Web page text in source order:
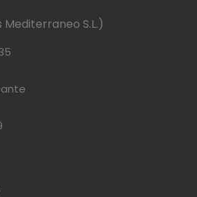
S.L.)